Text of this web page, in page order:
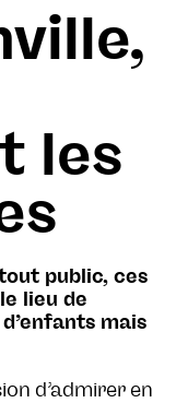
les
public, ces
lieu de
mais
d’admirer en